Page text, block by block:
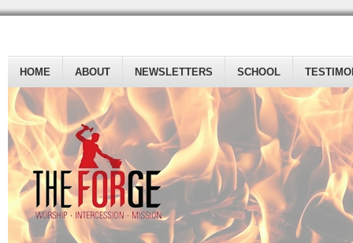
HOME ABOUT NEWSLETTERS SCHOOL